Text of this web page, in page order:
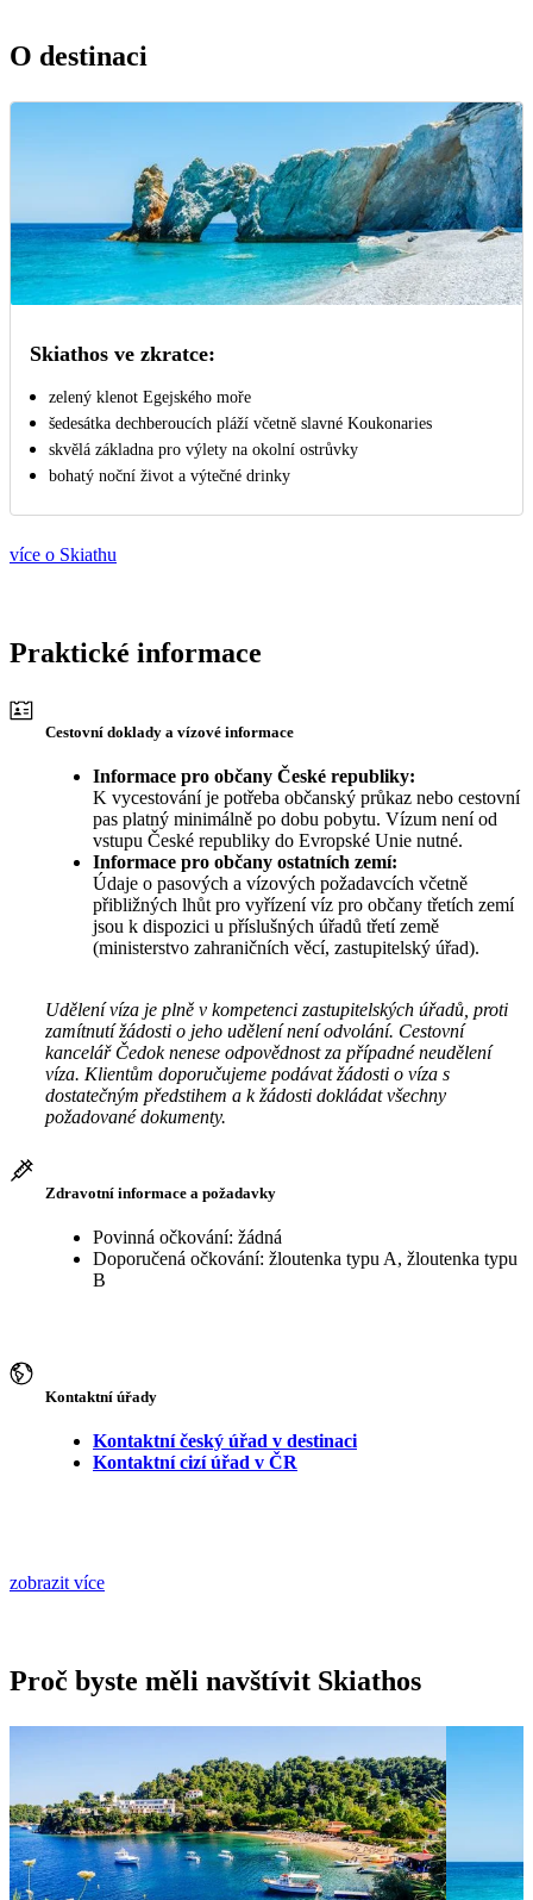
O destinaci
Skiathos ve zkratce:
zelený klenot Egejského moře
šedesátka dechberoucích pláží včetně slavné Koukonaries
skvělá základna pro výlety na okolní ostrůvky
bohatý noční život a výtečné drinky
více o Skiathu
Praktické informace
Cestovní doklady a vízové informace
Informace pro občany České republiky:
K vycestování je potřeba občanský průkaz nebo cestovní
pas platný minimálně po dobu pobytu. Vízum není od
vstupu České republiky do Evropské Unie nutné.
Informace pro občany ostatních zemí:
Údaje o pasových a vízových požadavcích včetně
přibližných lhůt pro vyřízení víz pro občany třetích zemí
jsou k dispozici u příslušných úřadů třetí země
(ministerstvo zahraničních věcí, zastupitelský úřad).
Udělení víza je plně v kompetenci zastupitelských úřadů, proti
zamítnutí žádosti o jeho udělení není odvolání. Cestovní
kancelář Čedok nenese odpovědnost za případné neudělení
víza. Klientům doporučujeme podávat žádosti o víza s
dostatečným předstihem a k žádosti dokládat všechny
požadované dokumenty.
Zdravotní informace a požadavky
Povinná očkování: žádná
Doporučená očkování: žloutenka typu A, žloutenka typu
B
Kontaktní úřady
Kontaktní český úřad v destinaci
Kontaktní cizí úřad v ČR
zobrazit více
Proč byste měli navštívit Skiathos